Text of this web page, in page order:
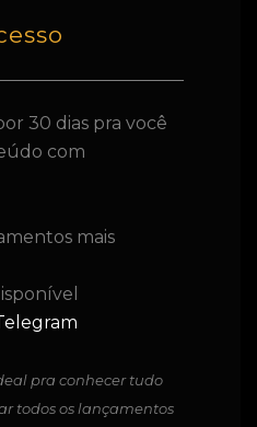
30 dias pra você
com
mais
pra conhecer tudo
todos os lançamentos